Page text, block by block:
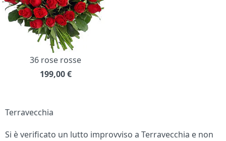
36 rose rosse
199,00 €
Terravecchia
Si è verificato un lutto improvviso a Terravecchia e non